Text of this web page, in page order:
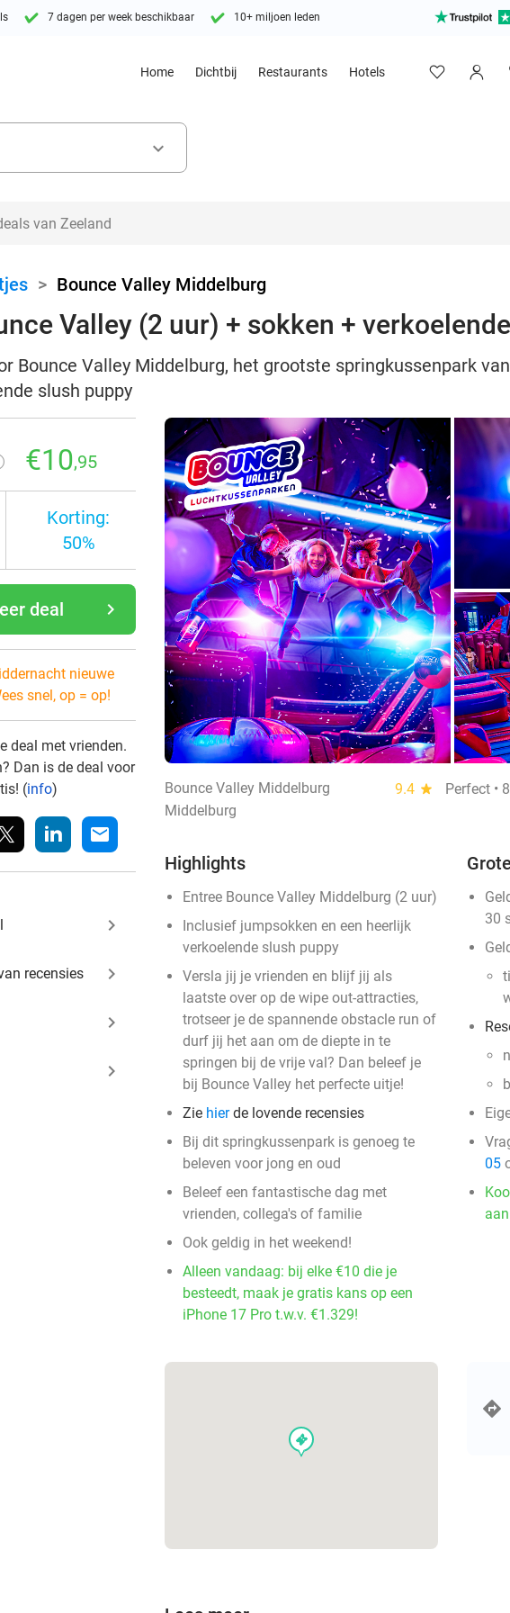
7 dagen per week beschikbaar 10+ miljoen leden
Home Dichtbij Restaurants Hotels
keyboard_arrow_down
> Bounce Valley Middelburg
Valley (2 uur) + sokken +
Bounce Valley Middelburg, het grootste springkussenpark
slush puppy
€10,95
Korting:
50%
navigate_next
deal
nieuwe
snel, op = op!
deal met vrienden.
Dan is de deal voor
(info)
linkedin mail
keyboard_arrow_right
recensies keyboard_arrow_right
keyboard_arrow_right
keyboard_arrow_right
Bounce Valley Middelburg 9.4 star
Perfect •
Middelburg
Highlights
Entree Bounce Valley Middelburg (2 uur)
Inclusief jumpsokken en een heerlijk
verkoelende slush puppy
Versla jij je vrienden en blijf jij als
laatste over op de wipe out-attracties,
trotseer je de spannende obstacle run of
durf jij het aan om de diepte in te
springen bij de vrije val? Dan beleef je
bij Bounce Valley het perfecte uitje!
Zie hierde lovende recensies
Bij dit springkussenpark is genoeg te
beleven voor jong en oud
Beleef een fantastische dag met
vrienden, collega's of familie
Ook geldig in het weekend!
Alleen vandaag: bij elke €10 die je
besteedt, maak je gratis kans op een
iPhone 17 Pro t.w.v. €1.329!
30
05
events